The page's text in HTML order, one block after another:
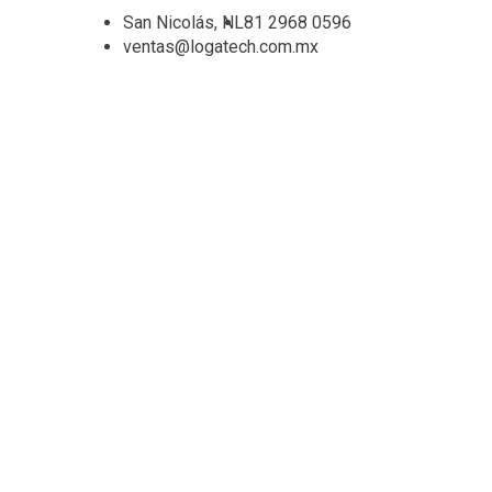
San Nicolás, NL81 2968 0596
ventas@logatech.com.mx